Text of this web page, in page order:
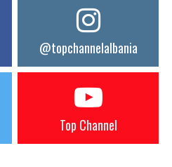
@topchannelalbania
Top Channel